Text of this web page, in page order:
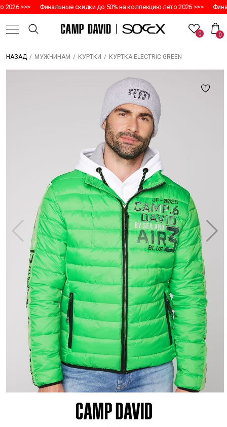
>>> Финальные скидки до 50% на коллекцию лето 2026 >>>
0 0
НАЗАД / МУЖЧИНАМ / КУРТКИ / КУРТКА ELECTRIC GREEN